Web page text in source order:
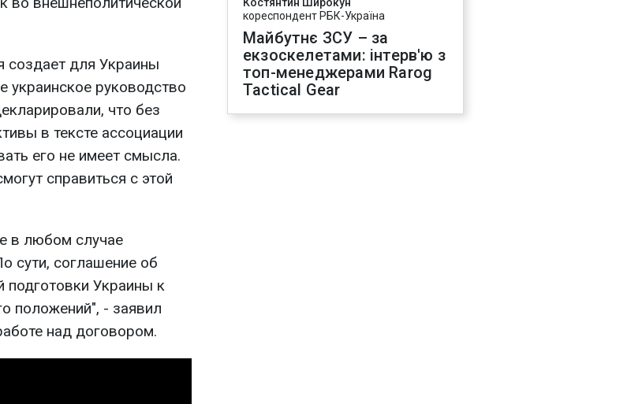
создает для Украины
украинское руководство
что без
в тексте ассоциации
его не имеет смысла.
справиться с этой
в любом случае
сути, соглашение об
подготовки Украины к
положений", - заявил
над договором.
кореспондент РБК-Україна
Майбутнє ЗСУ – за
екзоскелетами: інтерв'ю з
топ-менеджерами Rarog
Tactical Gear